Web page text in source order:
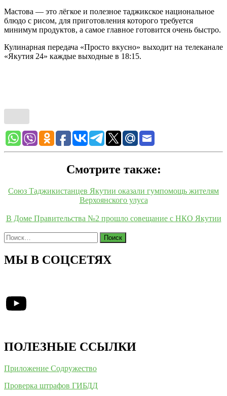
Мастова — это лёгкое и полезное таджикское национальное
блюдо с рисом, для приготовления которого требуется
минимум продуктов, а самое главное готовится очень быстро.
Кулинарная передача «Просто вкусно» выходит на телеканале
«Якутия 24» каждые выходные в 18:15.
Смотрите также:
Союз Таджикистанцев Якутии оказали гумпомощь жителям
Верхоянского улуса
В Доме Правительства №2 прошло совещание с НКО Якутии
Найти:
МЫ В СОЦСЕТЯХ
YouTube
ПОЛЕЗНЫЕ ССЫЛКИ
Приложение Содружество
Проверка штрафов ГИБДД